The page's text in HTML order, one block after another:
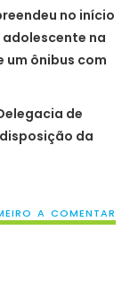
no início
na
um ônibus com
de
da
A COMENTAR